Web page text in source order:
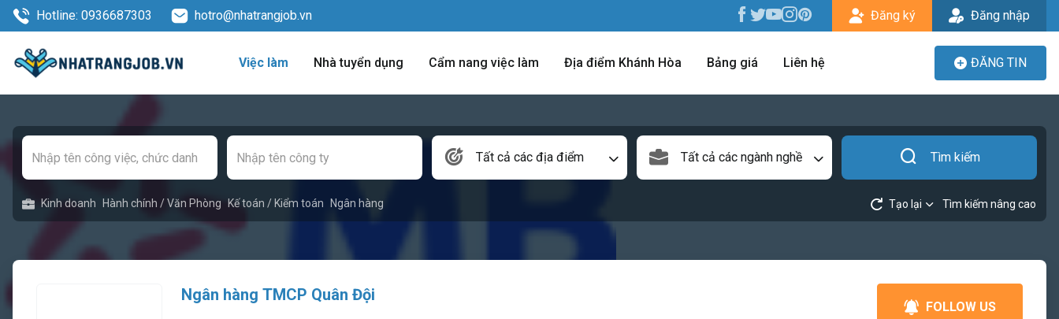
Hotline: 0936687303 hotro@nhatrangjob.vn Đăng ký Đăng nhập
Việc làm Nhà tuyển dụng Cẩm nang việc làm Địa điểm Khánh Hòa Bảng giá Liên hệ ĐĂNG TIN
Tất cả các địa điểm Tất cả các ngành nghề Tìm kiếm
Kinh doanh Hành chính / Văn Phòng Kế toán / Kiểm toán Ngân hàng Tạo lại Tìm kiếm nâng cao
Ngân hàng TMCP Quân Đội
FOLLOW US